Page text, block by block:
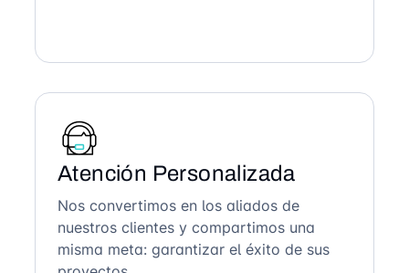
Atención Personalizada
Nos convertimos en los aliados de
nuestros clientes y compartimos una
misma meta: garantizar el éxito de sus